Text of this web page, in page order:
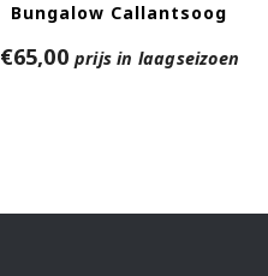
Bungalow Callantsoog
€65,00 prijs in laagseizoen